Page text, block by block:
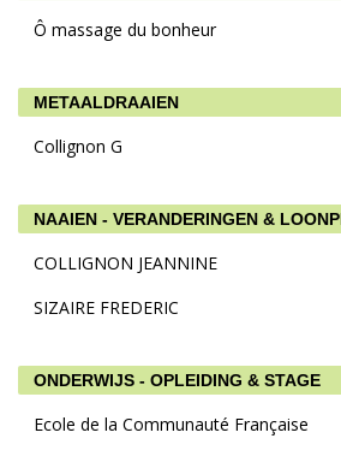
Ô massage du bonheur
METAALDRAAIEN
Collignon G
NAAIEN - VERANDERINGEN &
COLLIGNON JEANNINE
SIZAIRE FREDERIC
ONDERWIJS - OPLEIDING & STAGE
Ecole de la Communauté Française